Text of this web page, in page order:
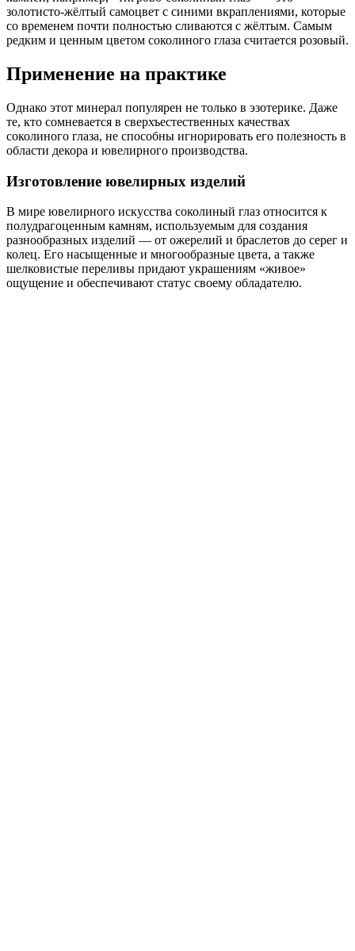
золотисто-жёлтый самоцвет с синими вкраплениями, которые
со временем почти полностью сливаются с жёлтым. Самым
редким и ценным цветом соколиного глаза считается розовый.
Применение на практике
Однако этот минерал популярен не только в эзотерике. Даже
те, кто сомневается в сверхъестественных качествах
соколиного глаза, не способны игнорировать его полезность в
области декора и ювелирного производства.
Изготовление ювелирных изделий
В мире ювелирного искусства соколиный глаз относится к
полудрагоценным камням, используемым для создания
разнообразных изделий — от ожерелий и браслетов до серег и
колец. Его насыщенные и многообразные цвета, а также
шелковистые переливы придают украшениям «живое»
ощущение и обеспечивают статус своему обладателю.